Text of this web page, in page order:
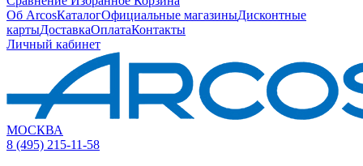
Об ArcosКаталогОфициальные магазиныДисконтные
картыДоставкаОплатаКонтакты
Личный кабинет
МОСКВА
8 (495) 215-11-58